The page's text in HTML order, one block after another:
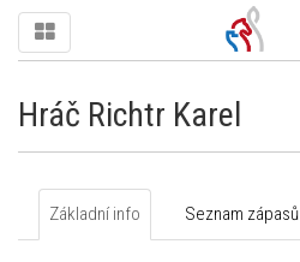
Hráč Richtr Karel
Základní info Seznam zápasů